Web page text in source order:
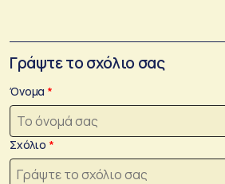
Γράψτε το σχόλιο σας
Όνομα
Σχόλιο